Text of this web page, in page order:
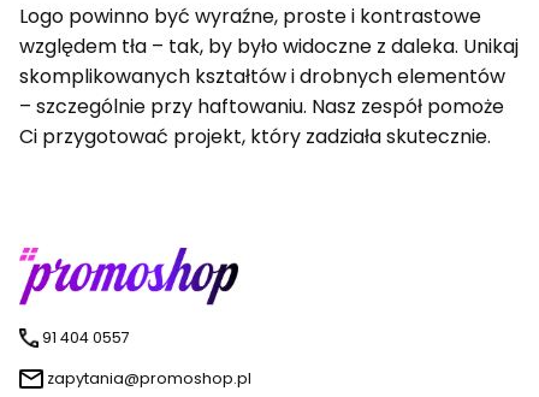
Logo powinno być wyraźne, proste i kontrastowe
względem tła – tak, by było widoczne z daleka. Unikaj
skomplikowanych kształtów i drobnych elementów
– szczególnie przy haftowaniu. Nasz zespół pomoże
Ci przygotować projekt, który zadziała skutecznie.
91 404 0557
zapytania@promoshop.pl